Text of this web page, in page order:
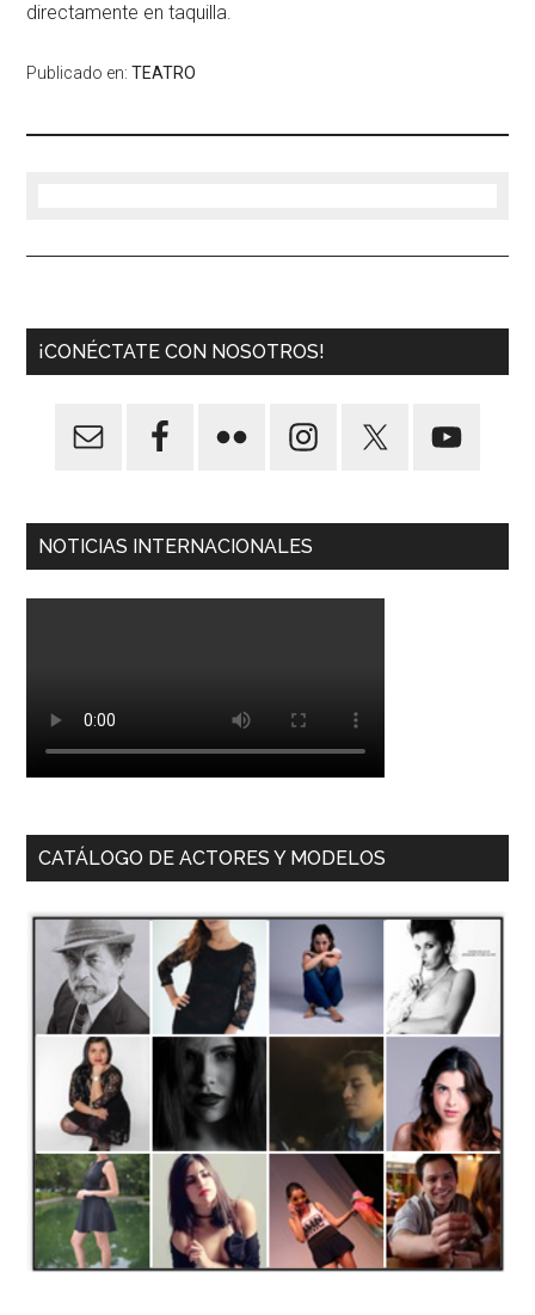
directamente en taquilla.
Publicado en:TEATRO
¡CONÉCTATE CON NOSOTROS!
NOTICIAS INTERNACIONALES
CATÁLOGO DE ACTORES Y MODELOS